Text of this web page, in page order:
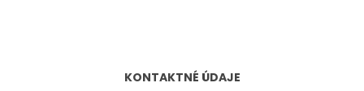
KONTAKTNÉ ÚDAJE